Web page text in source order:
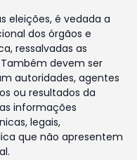
eleições, é vedada a
dos órgãos e
ressalvadas as
devem ser
autoridades, agentes
ou resultados da
informações
legais,
que não apresentem